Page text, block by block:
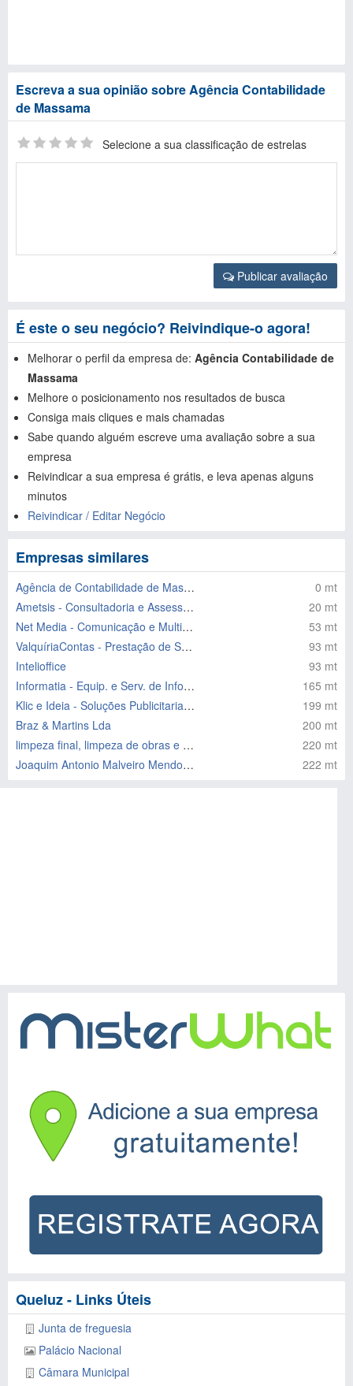
Escreva a sua opinião sobre Agência Contabilidade
de Massama
Selecione a sua classificação de estrelas
Publicar avaliação
É este o seu negócio? Reivindique-o agora!
Melhorar o perfil da empresa de: Agência Contabilidade de
Massama
Melhore o posicionamento nos resultados de busca
Consiga mais cliques e mais chamadas
Sabe quando alguém escreve uma avaliação sobre a sua
empresa
Reivindicar a sua empresa é grátis, e leva apenas alguns
minutos
Reivindicar / Editar Negócio
Empresas similares
Agência de Contabilidade de Massama Lda
0 mt
Ametsis - Consultadoria e Assessoria Lda
20 mt
Net Media - Comunicação e Multimedia
53 mt
ValquíriaContas - Prestação de Serv. de Contabilidade Lda
93 mt
Intelioffice
93 mt
Informatia - Equip. e Serv. de Informática
165 mt
Klic e Ideia - Soluções Publicitarias Lda
199 mt
Braz & Martins Lda
200 mt
limpeza final, limpeza de obras e afins
220 mt
Joaquim Antonio Malveiro Mendonça
222 mt
Queluz - Links Úteis
Junta de freguesia
Palácio Nacional
Câmara Municipal